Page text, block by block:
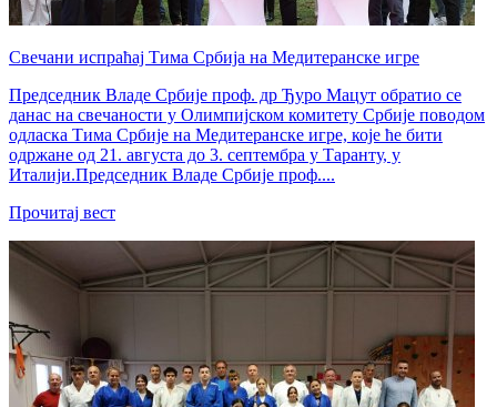
Свечани испраћај Тима Србија на Медитеранске игре
Председник Владе Србије проф. др Ђуро Мацут обратио се
данас на свечаности у Олимпијском комитету Србије поводом
одласка Тима Србије на Медитеранске игре, које ће бити
одржане од 21. августа до 3. септембра у Таранту, у
Италији.Председник Владе Србије проф....
Прочитај вест